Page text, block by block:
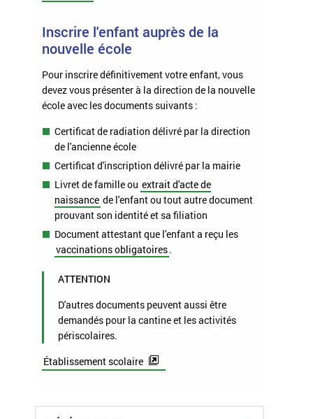
Inscrire l'enfant auprès de la
nouvelle école
Pour inscrire définitivement votre enfant, vous
devez vous présenter à la direction de la nouvelle
école avec les documents suivants :
Certificat de radiation délivré par la direction
de l'ancienne école
Certificat d'inscription délivré par la mairie
Livret de famille ou extrait d'acte de
naissance de l'enfant ou tout autre document
prouvant son identité et sa filiation
Document attestant que l'enfant a reçu les
vaccinations obligatoires.
ATTENTION
D'autres documents peuvent aussi être
demandés pour la cantine et les activités
périscolaires.
Établissement scolaire